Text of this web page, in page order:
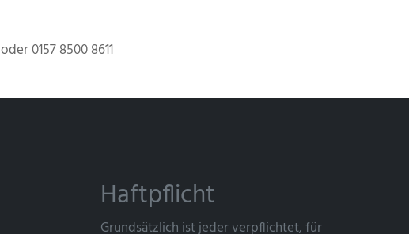
oder 0157 8500 8611
Haftpflicht
Grundsätzlich ist jeder verpflichtet, für